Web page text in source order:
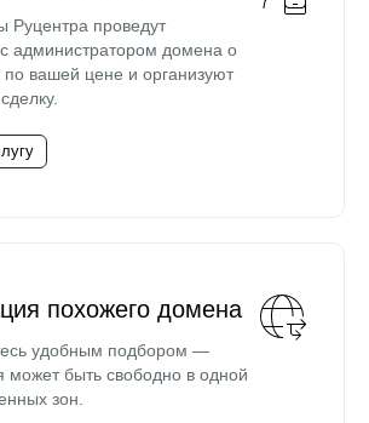
Руцентра проведут
администратором домена о
по вашей цене и организуют
похожего домена
удобным подбором —
может быть свободно в одной
зон.